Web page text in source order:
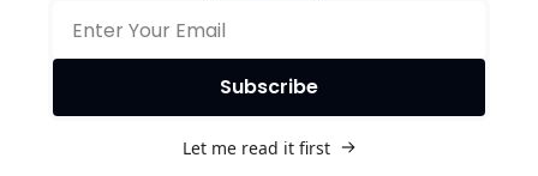
Subscribe
Let me read it first